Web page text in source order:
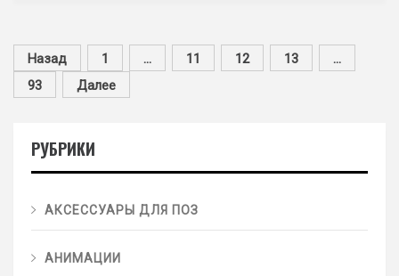
Назад 1 … 11 12 13
…
93
Далее
РУБРИКИ
АКСЕССУАРЫ ДЛЯ ПОЗ
АНИМАЦИИ